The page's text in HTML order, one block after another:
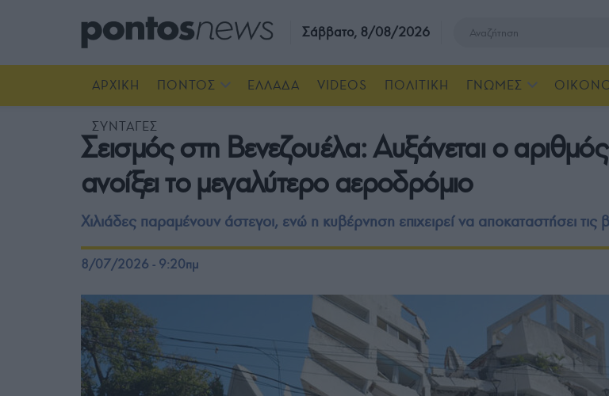
Σάββατο, 8/08/2026
ΑΡΧΙΚΗ ΠΟΝΤΟΣ ΕΛΛΑΔΑ VIDEOS ΠΟΛΙΤΙΚΗ ΓΝΩΜΕΣ
ΣΥΝΤΑΓΕΣ
Σεισμός στη Βενεζουέλα: Αυξάνεται ο
ανοίξει το μεγαλύτερο αεροδρόμιο
Χιλιάδες παραμένουν άστεγοι, ενώ η κυβέρνηση επιχειρεί να αποκαταστήσει
8/07/2026 - 9:20πμ